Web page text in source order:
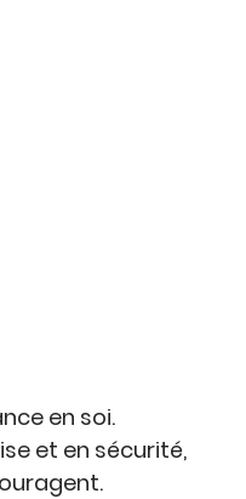
en soi.
et en sécurité,
.